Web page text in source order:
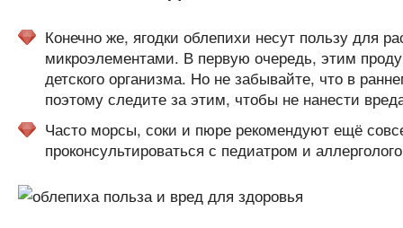
Конечно же, ягодки облепихи несут пользу для
микроэлементами. В первую очередь, этим
детского организма. Но не забывайте, что в
поэтому следите за этим, чтобы не нанести
Часто морсы, соки и пюре рекомендуют ещё
проконсультироваться с педиатром и